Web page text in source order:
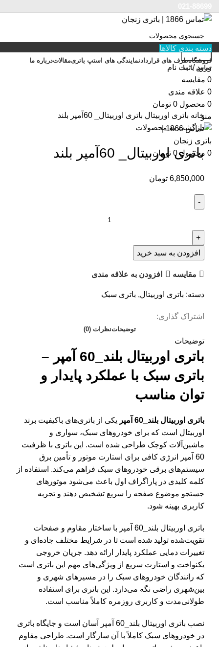
جستجو
ورود / ثبت نام
0 مقایسه
0 علاقه مندی
0 محصول 0 تومان
منو
0 محصول 0 تومان
دسته بندی کالاها
فروشگاهطرف های قراردادنمایندگی های استپ باتریمقالاتدرباره ما
تماس با ما
بزرگنمایی تصویر
خانه باتری اوربیتال باتری اوربیتال_ 60آمپر بلند
بازگشت به محصولات
باتری اوربیتال_ 60آمپر بلند
6,850,000 تومان
افزودن به سبد خرید
مقایسه افزودن به علاقه مندی
دسته: باتری اوربیتال, باتری سبک
اشتراک گذاری:
توضیحاتنظرات (0)
توضیحات
باتری اوربیتال بلند_60 آمپر –
باتری سبک با عملکرد پایدار و
توان مناسب
باتری اوربیتال بلند_60 آمپر
یکی از باتری‌های باکیفیت برند
اوربیتال است که برای خودروهای سبک، سواری و
ماشین‌آلات کوچک طراحی شده است. این باتری با ظرفیت
60 آمپر انرژی کافی برای استارت موتور و تأمین برق
سیستم‌های برقی خودروهای سبک فراهم می‌کند. استفاده از
کلمه کلیدی در پاراگراف اول باعث می‌شود موتورهای
جستجو موضوع صفحه را سریع تشخیص دهند و تجربه
کاربری بهینه شود.
باتری اوربیتال بلند_60 آمپر با ساختار مقاوم و صفحات
تقویت‌شده تولید شده است تا در شرایط مختلف جاده‌ای و
تغییرات دمایی عملکرد پایدار ارائه دهد. جریان خروجی
یکنواخت و استارت سریع از ویژگی‌های مهم این باتری است
که رانندگان خودروهای سبک را در مسیرهای شهری و
بین‌شهری راضی نگه می‌دارد. این باتری برای استفاده
طولانی‌مدت و کاربری روزمره کاملاً مناسب است.
نصب باتری اوربیتال بلند_60 آمپر آسان است و جایگاه باتری
در خودروهای سبک کاملاً با آن سازگار است. طراحی مقاوم